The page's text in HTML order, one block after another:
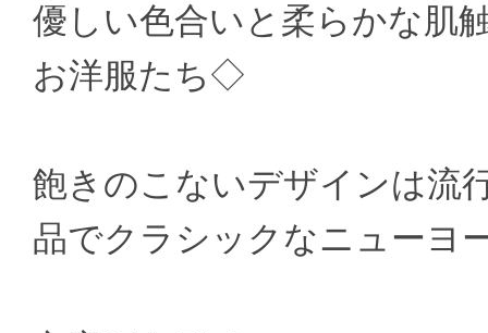
優しい色合いと柔らかな肌
お洋服たち◇
飽きのこないデザインは流
品でクラシックなニューヨ